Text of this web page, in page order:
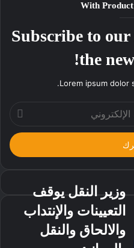
With Product
Subscribe to
the
Lorem ipsum dolor
وزير النقل يوقف
التعيينات والإنتداب
والالحاق والنقل